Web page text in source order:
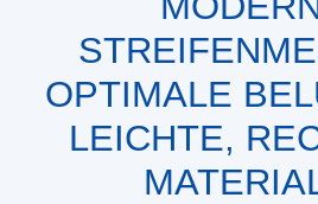
OPTIMALE
LEICHTE,